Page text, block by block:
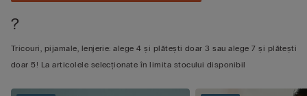
?
Tricouri, pijamale, lenjerie: alege 4 și plătești doar 3 sau alege 7 și plătești
doar 5! La articolele selecționate în limita stocului disponibil